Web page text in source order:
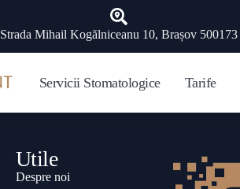
Strada Mihail Kogălniceanu 10, Brașov 500173
Servicii Stomatologice Tarife
Utile
Despre noi